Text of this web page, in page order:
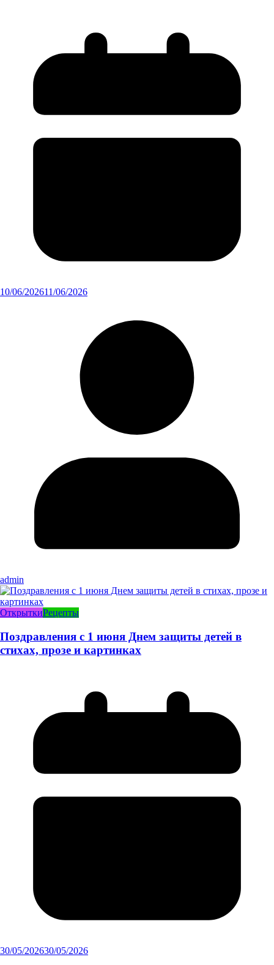
10/06/202611/06/2026
admin
ОткрыткиРецепты
Поздравления с 1 июня Днем защиты детей в
стихах, прозе и картинках
30/05/202630/05/2026